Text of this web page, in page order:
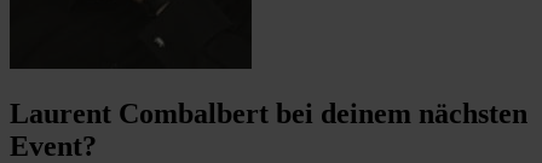
Laurent Combalbert bei deinem nächsten
Event?